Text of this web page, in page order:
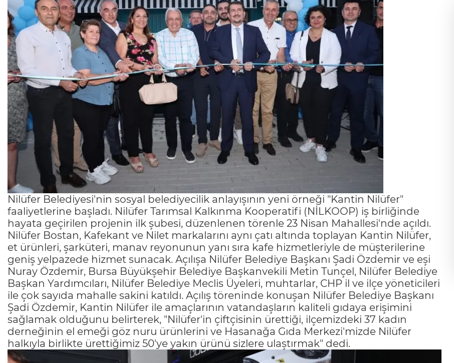
Nilüfer Belediyesi'nin sosyal belediyecilik anlayışının yeni örneği "Kantin Nilüfer"
faaliyetlerine başladı. Nilüfer Tarımsal Kalkınma Kooperatifi (NİLKOOP) iş birliğinde
hayata geçirilen projenin ilk şubesi, düzenlenen törenle 23 Nisan Mahallesi'nde açıldı.
Nilüfer Bostan, Kafekant ve Nilet markalarını aynı çatı altında toplayan Kantin Nilüfer,
et ürünleri, şarküteri, manav reyonunun yanı sıra kafe hizmetleriyle de müşterilerine
geniş yelpazede hizmet sunacak. Açılışa Nilüfer Belediye Başkanı Şadi Özdemir ve eşi
Nuray Özdemir, Bursa Büyükşehir Belediye Başkanvekili Metin Tunçel, Nilüfer Belediye
Başkan Yardımcıları, Nilüfer Belediye Meclis Üyeleri, muhtarlar, CHP il ve ilçe yöneticileri
ile çok sayıda mahalle sakini katıldı. Açılış töreninde konuşan Nilüfer Belediye Başkanı
Şadi Özdemir, Kantin Nilüfer ile amaçlarının vatandaşların kaliteli gıdaya erişimini
sağlamak olduğunu belirterek, "Nilüfer'in çiftçisinin ürettiği, ilçemizdeki 37 kadın
derneğinin el emeği göz nuru ürünlerini ve Hasanağa Gıda Merkezi'mizde Nilüfer
halkıyla birlikte ürettiğimiz 50'ye yakın ürünü sizlere ulaştırmak" dedi.